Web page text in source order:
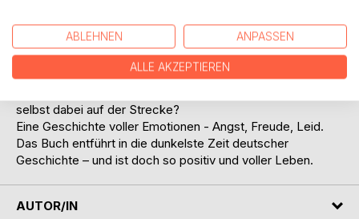
geflohen ist. Trotz aller Gefahren nimmt ihn die Familie auf
und pflegt ihn gesund. Nach Kriegsende zieht die gute Tat
Anfeindungen, aber auch Vorteile nach sich. David, so heißt
der junge Amerikaner, dankt ihnen sein Überleben nicht nur
selbst dabei auf der Strecke?
Eine Geschichte voller Emotionen - Angst, Freude, Leid.
Das Buch entführt in die dunkelste Zeit deutscher
Geschichte – und ist doch so positiv und voller Leben.
AUTOR/IN
ABLEHNEN ANPASSEN
ALLE AKZEPTIEREN